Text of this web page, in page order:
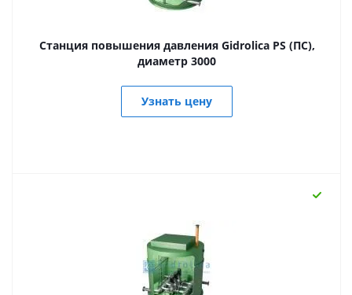
Станция повышения давления Gidrolica PS (ПС),
диаметр 3000
Узнать цену